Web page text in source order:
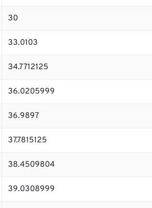
30
33.0103
34.7712125
36.0205999
36.9897
37.7815125
38.4509804
39.0308999